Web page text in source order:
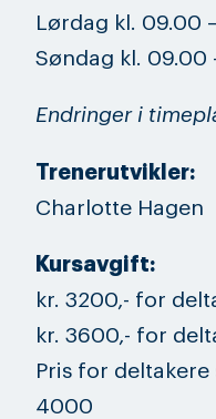
Lørdag kl. 09.00
Søndag kl. 09.00
Endringer i
Trenerutvikler:
Charlotte Hagen
Kursavgift:
kr. 3200,- for
kr. 3600,- for
Pris for
4000